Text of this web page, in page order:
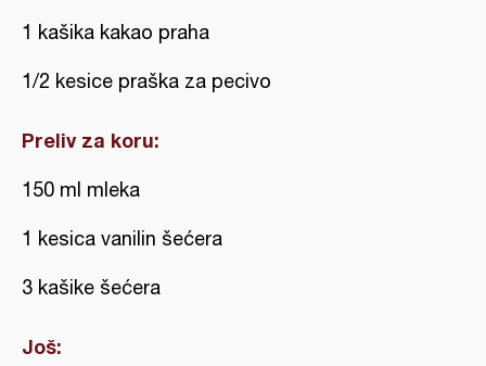
1 kašika kakao praha
1/2 kesice praška za pecivo
Preliv za koru:
150 ml mleka
1 kesica vanilin šećera
3 kašike šećera
Još: